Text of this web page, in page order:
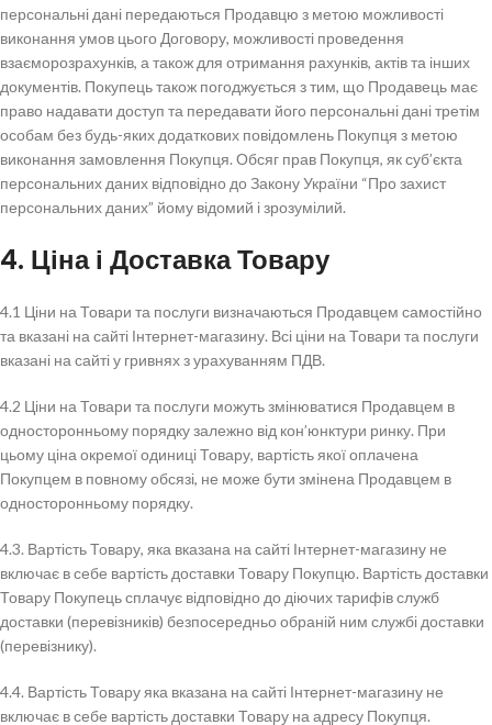
персональні дані передаються Продавцю з метою можливості
виконання умов цього Договору, можливості проведення
взаєморозрахунків, а також для отримання рахунків, актів та інших
документів. Покупець також погоджується з тим, що Продавець має
право надавати доступ та передавати його персональні дані третім
особам без будь-яких додаткових повідомлень Покупця з метою
виконання замовлення Покупця. Обсяг прав Покупця, як суб’єкта
персональних даних відповідно до Закону України “Про захист
персональних даних” йому відомий і зрозумілий.
4. Ціна і Доставка Товару
4.1 Ціни на Товари та послуги визначаються Продавцем самостійно
та вказані на сайті Інтернет-магазину. Всі ціни на Товари та послуги
вказані на сайті у гривнях з урахуванням ПДВ.
4.2 Ціни на Товари та послуги можуть змінюватися Продавцем в
односторонньому порядку залежно від кон’юнктури ринку. При
цьому ціна окремої одиниці Товару, вартість якої оплачена
Покупцем в повному обсязі, не може бути змінена Продавцем в
односторонньому порядку.
4.3. Вартість Товару, яка вказана на сайті Інтернет-магазину не
включає в себе вартість доставки Товару Покупцю. Вартість доставки
Товару Покупець сплачує відповідно до діючих тарифів служб
доставки (перевізників) безпосередньо обраній ним службі доставки
(перевізнику).
4.4. Вартість Товару яка вказана на сайті Інтернет-магазину не
включає в себе вартість доставки Товару на адресу Покупця.